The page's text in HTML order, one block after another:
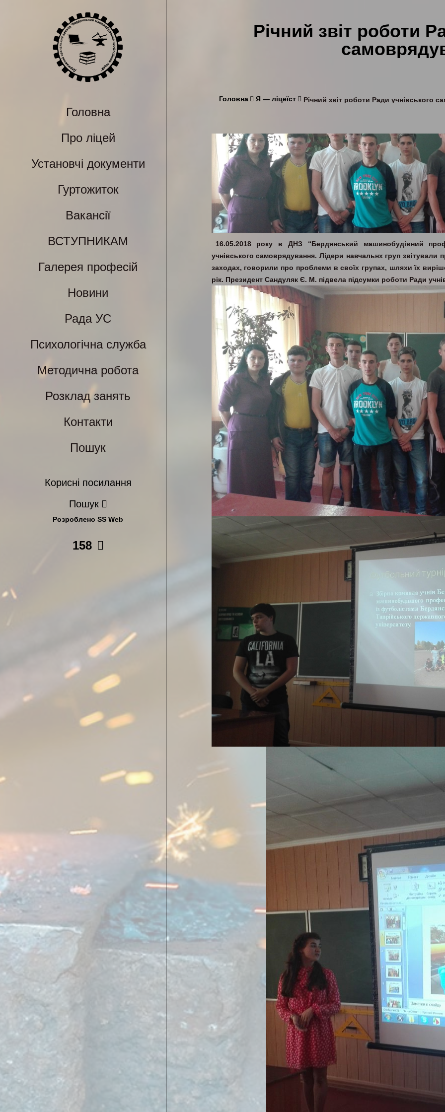
Головна
Про ліцей
Установчі документи
Гуртожиток
Вакансії
ВСТУПНИКАМ
Галерея професій
Новини
Рада УС
Психологічна служба
Методична робота
Розклад занять
Контакти
Пошук
Корисні посилання
Пошук
Розроблено SS Web
158
Річний звіт роботи
Головна Я — ліцеїст Річний звіт роботи Ради учнівського
16.05.2018 року в ДНЗ “Бердянський машинобудівний
учнівського самоврядування. Лідери навчальнх груп звітували
заходах, говорили про проблеми в своїх групах, шляхи їх
рік. Президент Сандуляк Є. М. підвела підсумки роботи Ради